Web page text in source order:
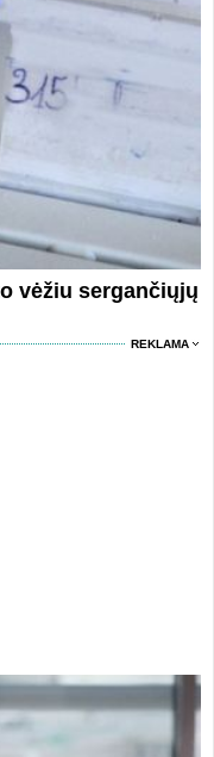
vėžiu sergančiųjų
REKLAMA